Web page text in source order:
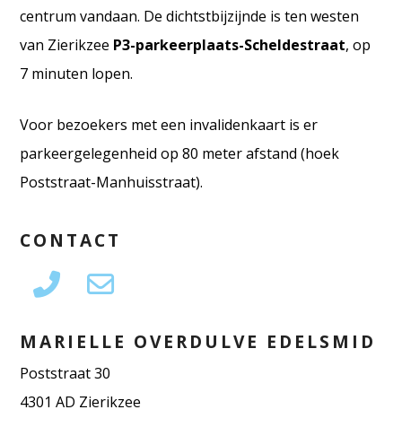
centrum vandaan. De dichtstbijzijnde is ten westen
van Zierikzee P3-parkeerplaats-Scheldestraat, op
7 minuten lopen.
Voor bezoekers met een invalidenkaart is er
parkeergelegenheid op 80 meter afstand (hoek
Poststraat-Manhuisstraat).
CONTACT
MARIELLE OVERDULVE EDELSMID
Poststraat 30
4301 AD Zierikzee